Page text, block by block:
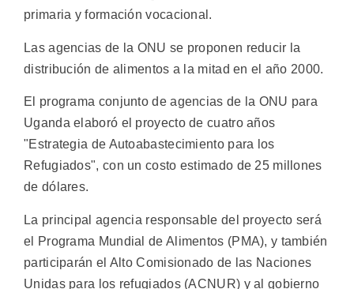
primaria y formación vocacional.
Las agencias de la ONU se proponen reducir la
distribución de alimentos a la mitad en el año 2000.
El programa conjunto de agencias de la ONU para
Uganda elaboró el proyecto de cuatro años
"Estrategia de Autoabastecimiento para los
Refugiados", con un costo estimado de 25 millones
de dólares.
La principal agencia responsable del proyecto será
el Programa Mundial de Alimentos (PMA), y también
participarán el Alto Comisionado de las Naciones
Unidas para los refugiados (ACNUR) y al gobierno